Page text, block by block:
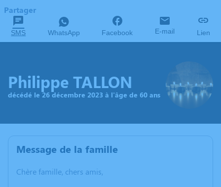
Partager
SMS WhatsApp Facebook E-mail Lien
Philippe TALLON
décédé le 26 décembre 2023 à l'âge de 60 ans
Message de la famille
Chère famille, chers amis,